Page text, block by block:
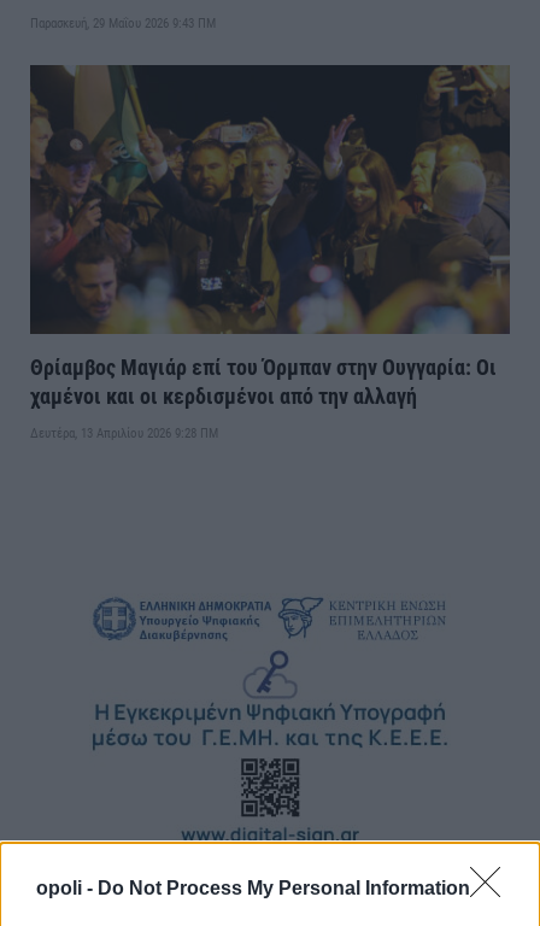
opoli - Do Not Process My Personal Information
Παρασκευή, 29 Μαΐου 2026 9:43 ΠΜ
Θρίαμβος Μαγιάρ επί του Όρμπαν στην Ουγγαρία: Οι
χαμένοι και οι κερδισμένοι από την αλλαγή
Δευτέρα, 13 Απριλίου 2026 9:28 ΠΜ